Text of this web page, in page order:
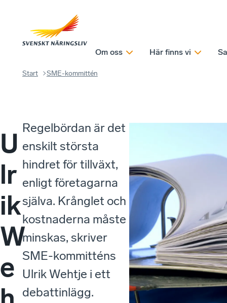
Om oss Här finns vi
Start SME-kommittén
U
lr
ik
W
e
Regelbördan är det
enskilt största
hindret för tillväxt,
enligt företagarna
själva. Krånglet och
kostnaderna måste
minskas, skriver
SME-kommitténs
Ulrik Wehtje i ett
debattinlägg.